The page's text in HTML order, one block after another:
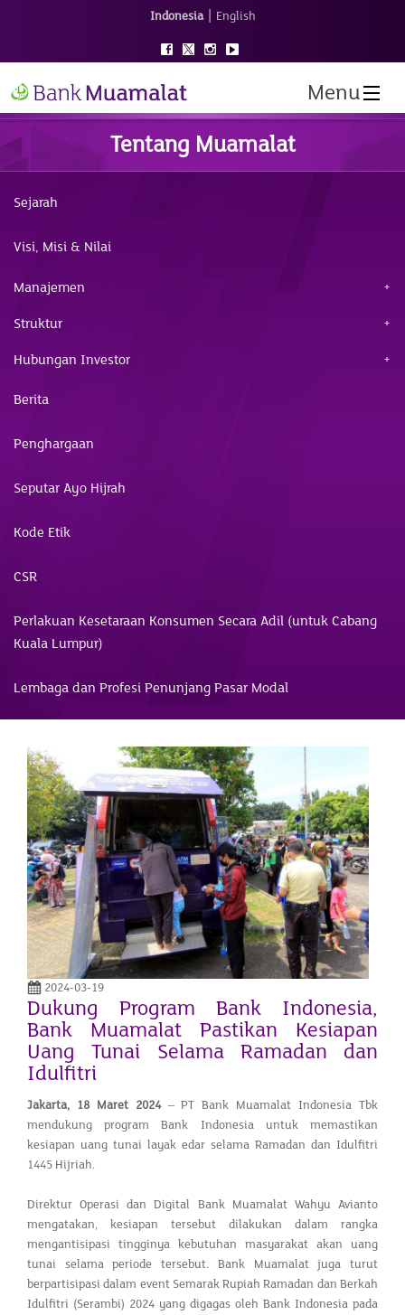
Indonesia | English
Menu
Tentang Muamalat
Sejarah
Visi, Misi & Nilai
Manajemen
Struktur
Hubungan Investor
Berita
Penghargaan
Seputar Ayo Hijrah
Kode Etik
CSR
Perlakuan Kesetaraan Konsumen Secara Adil (untuk Cabang
Kuala Lumpur)
Lembaga dan Profesi Penunjang Pasar Modal
2024-03-19
Dukung Program Bank Indonesia,
Bank Muamalat Pastikan Kesiapan
Uang Tunai Selama Ramadan dan
Idulfitri
Jakarta, 18Maret 2024 – PT Bank Muamalat Indonesia Tbk
mendukung program Bank Indonesia untuk memastikan
kesiapan uang tunai layak edar selama Ramadan dan Idulfitri
1445 Hijriah.
Direktur Operasi dan Digital Bank Muamalat Wahyu Avianto
mengatakan, kesiapan tersebut dilakukan dalam rangka
mengantisipasi tingginya kebutuhan masyarakat akan uang
tunai selama periode tersebut. Bank Muamalat juga turut
berpartisipasi dalam event Semarak Rupiah Ramadan dan Berkah
Idulfitri (Serambi) 2024 yang digagas oleh Bank Indonesia pada